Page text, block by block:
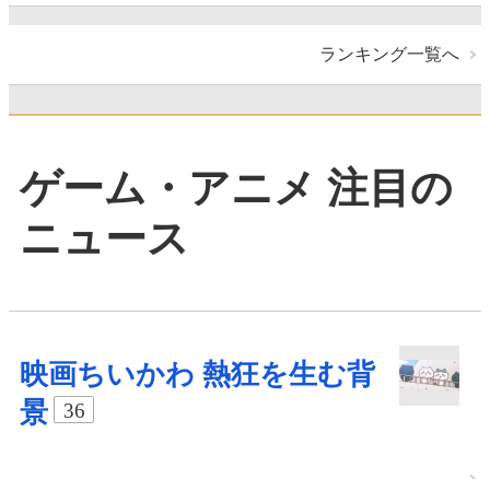
ランキング一覧へ
ゲーム・アニメ 注目の
ニュース
映画ちいかわ 熱狂を生む背
景
36